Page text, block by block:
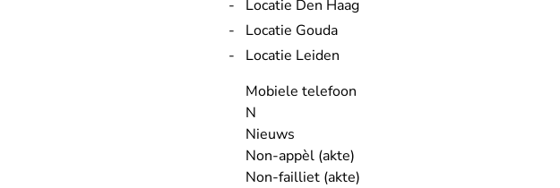
Locatie Den Haag
Locatie Gouda
Locatie Leiden
Mobiele telefoon
N
Nieuws
Non-appèl (akte)
Non-failliet (akte)